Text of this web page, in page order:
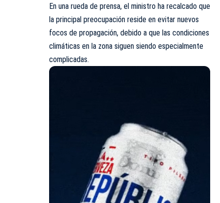
En una rueda de prensa, el ministro ha recalcado que
la principal preocupación reside en evitar nuevos
focos de propagación, debido a que las condiciones
climáticas en la zona siguen siendo especialmente
complicadas.